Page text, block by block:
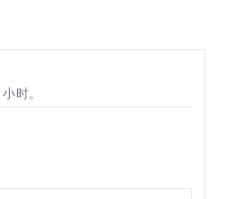
小时。